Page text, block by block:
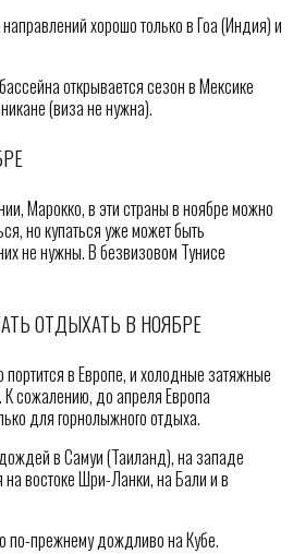
хорошо только в Гоа (Индия) и
открывается сезон в Мексике
(виза не нужна).
Марокко, в эти страны в ноябре можно
но купаться уже может быть
не нужны. В безвизовом Тунисе
ОТДЫХАТЬ В НОЯБРЕ
портится в Европе, и холодные затяжные
сожалению, до апреля Европа
для горнолыжного отдыха.
в Самуи (Таиланд), на западе
востоке Шри-Ланки, на Бали и в
по-прежнему дождливо на Кубе.